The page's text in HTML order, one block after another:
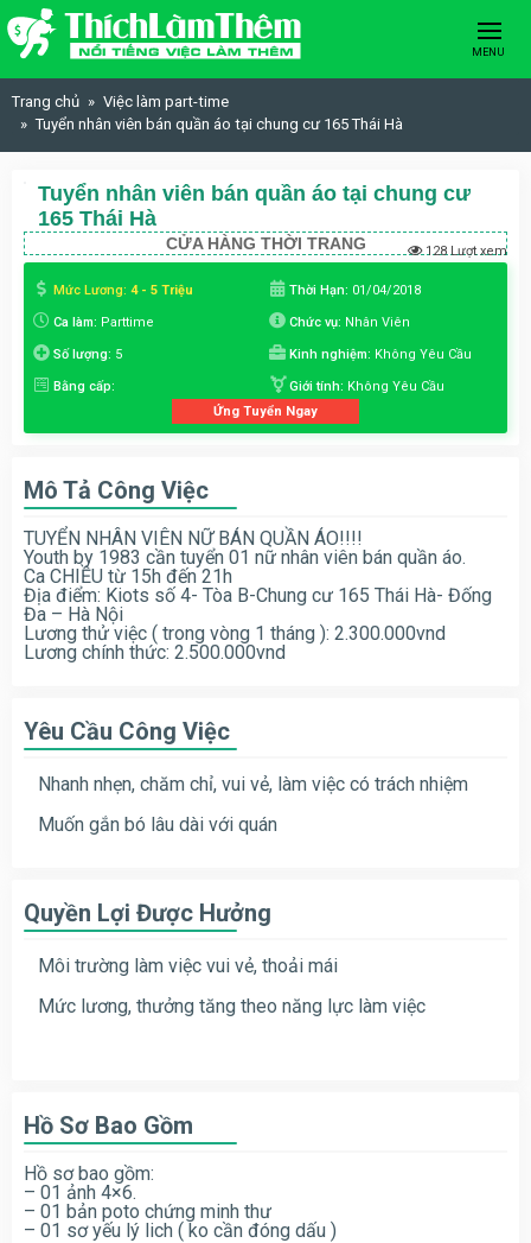
Skip to content
MENU
Trang chủ
Việc làm part-time
Tuyển nhân viên bán quần áo tại chung cư 165 Thái Hà
Tuyển nhân viên bán quần áo tại chung cư
165 Thái Hà
CỬA HÀNG THỜI TRANG 128 Lượt xem
Mức Lương: 4 - 5 Triệu Thời Hạn: 01/04/2018
Ca làm: Parttime Chức vụ: Nhân Viên
Số lượng: 5 Kinh nghiệm: Không Yêu Cầu
Bằng cấp: Giới tính: Không Yêu Cầu
Ứng Tuyển Ngay
Mô Tả Công Việc
TUYỂN NHÂN VIÊN NỮ BÁN QUẦN ÁO!!!!
Youth by 1983 cần tuyển 01 nữ nhân viên bán quần áo.
Ca CHIỀU từ 15h đến 21h
Địa điểm: Kiots số 4- Tòa B-Chung cư 165 Thái Hà- Đống
Đa – Hà Nội
Lương thử việc ( trong vòng 1 tháng ): 2.300.000vnd
Lương chính thức: 2.500.000vnd
Yêu Cầu Công Việc
Nhanh nhẹn, chăm chỉ, vui vẻ, làm việc có trách nhiệm
Muốn gắn bó lâu dài với quán
Quyền Lợi Được Hưởng
Môi trường làm việc vui vẻ, thoải mái
Mức lương, thưởng tăng theo năng lực làm việc
Hồ Sơ Bao Gồm
Hồ sơ bao gồm:
– 01 ảnh 4×6.
– 01 bản poto chứng minh thư
– 01 sơ yếu lý lich ( ko cần đóng dấu )